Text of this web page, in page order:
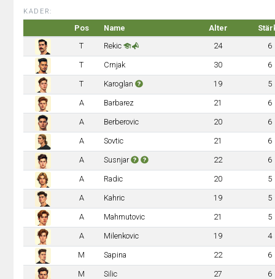
KADER:
Pos Name Alter
T
Rekic 24 6
T Crnjak 30 6
T Karoglan 19 5
A Barbarez 21 6
A Berberovic 20 6
A Sovtic 21 6
A Susnjar 22 6
A Radic 20 5
A Kahric 19 5
A Mahmutovic 21 5
A Milenkovic 19 4
M Sapina 22 6
M Silic 27 6